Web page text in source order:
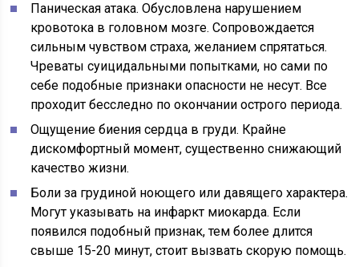
Паническая атака. Обусловлена нарушением
кровотока в головном мозге. Сопровождается
сильным чувством страха, желанием спрятаться.
Чреваты суицидальными попытками, но сами по
себе подобные признаки опасности не несут. Все
проходит бесследно по окончании острого периода.
Ощущение биения сердца в груди. Крайне
дискомфортный момент, существенно снижающий
качество жизни.
Боли за грудиной ноющего или давящего характера.
Могут указывать на инфаркт миокарда. Если
появился подобный признак, тем более длится
свыше 15-20 минут, стоит вызвать скорую помощь.